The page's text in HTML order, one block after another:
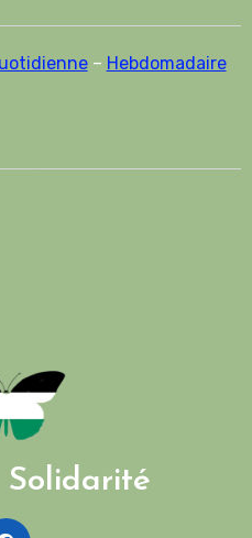
– Hebdomadaire
Solidarité